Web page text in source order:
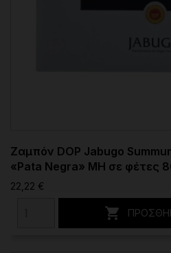
Ζαμπόν DOP Jabugo
«Pata Negra» MH σε φέτες
22,22 €
